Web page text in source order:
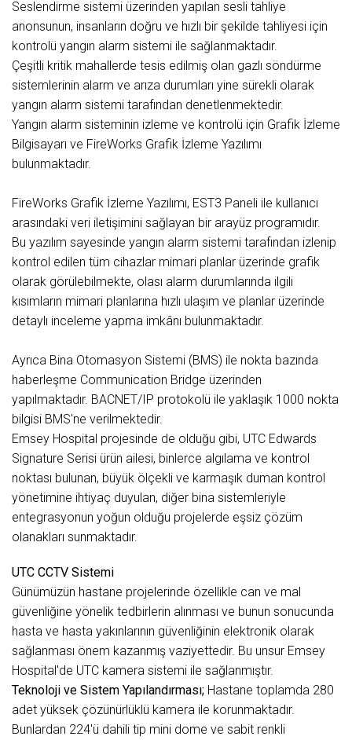
Seslendirme sistemi üzerinden yapılan sesli tahliye
anonsunun, insanların doğru ve hızlı bir şekilde tahliyesi için
kontrolü yangın alarm sistemi ile sağlanmaktadır.
Çeşitli kritik mahallerde tesis edilmiş olan gazlı söndürme
sistemlerinin alarm ve arıza durumları yine sürekli olarak
yangın alarm sistemi tarafından denetlenmektedir.
Yangın alarm sisteminin izleme ve kontrolü için Grafik İzleme
Bilgisayarı ve FireWorks Grafik İzleme Yazılımı
bulunmaktadır.
FireWorks Grafik İzleme Yazılımı, EST3 Paneli ile kullanıcı
arasındaki veri iletişimini sağlayan bir arayüz programıdır.
Bu yazılım sayesinde yangın alarm sistemi tarafından izlenip
kontrol edilen tüm cihazlar mimari planlar üzerinde grafik
olarak görülebilmekte, olası alarm durumlarında ilgili
kısımların mimari planlarına hızlı ulaşım ve planlar üzerinde
detaylı inceleme yapma imkânı bulunmaktadır.
Ayrıca Bina Otomasyon Sistemi (BMS) ile nokta bazında
haberleşme Communication Bridge üzerinden
yapılmaktadır. BACNET/IP protokolü ile yaklaşık 1000 nokta
bilgisi BMS'ne verilmektedir.
Emsey Hospital projesinde de olduğu gibi, UTC Edwards
Signature Serisi ürün ailesi, binlerce algılama ve kontrol
noktası bulunan, büyük ölçekli ve karmaşık duman kontrol
yönetimine ihtiyaç duyulan, diğer bina sistemleriyle
entegrasyonun yoğun olduğu projelerde eşsiz çözüm
olanakları sunmaktadır.
UTC CCTV Sistemi
Günümüzün hastane projelerinde özellikle can ve mal
güvenliğine yönelik tedbirlerin alınması ve bunun sonucunda
hasta ve hasta yakınlarının güvenliğinin elektronik olarak
sağlanması önem kazanmış vaziyettedir. Bu unsur Emsey
Hospital'de UTC kamera sistemi ile sağlanmıştır.
Teknoloji ve Sistem Yapılandırması; Hastane toplamda 280
adet yüksek çözünürlüklü kamera ile korunmaktadır.
Bunlardan 224'ü dahili tip mini dome ve sabit renkli